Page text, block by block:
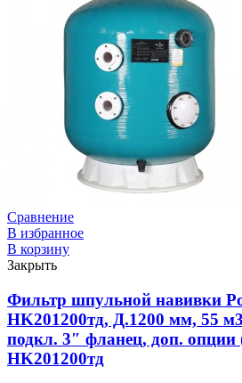
Сравнение
В избранное
В корзину
Закрыть
Фильтр шпульной навивки
HK201200тд, Д.1200 мм, 55
подкл. 3″ фланец, доп. опции
HK201200тд